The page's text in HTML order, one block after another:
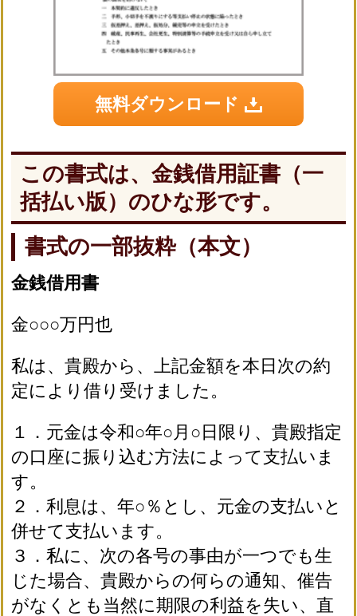
無料ダウンロード
この書式は、金銭借用証書（一
括払い版）のひな形です。
書式の一部抜粋（本文）
金銭借用書
金○○○万円也
私は、貴殿から、上記金額を本日次の約
定により借り受けました。
１．元金は令和○年○月○日限り、貴殿指定
の口座に振り込む方法によって支払いま
す。
２．利息は、年○％とし、元金の支払いと
併せて支払います。
３．私に、次の各号の事由が一つでも生
じた場合、貴殿からの何らの通知、催告
がなくとも当然に期限の利益を失い、直